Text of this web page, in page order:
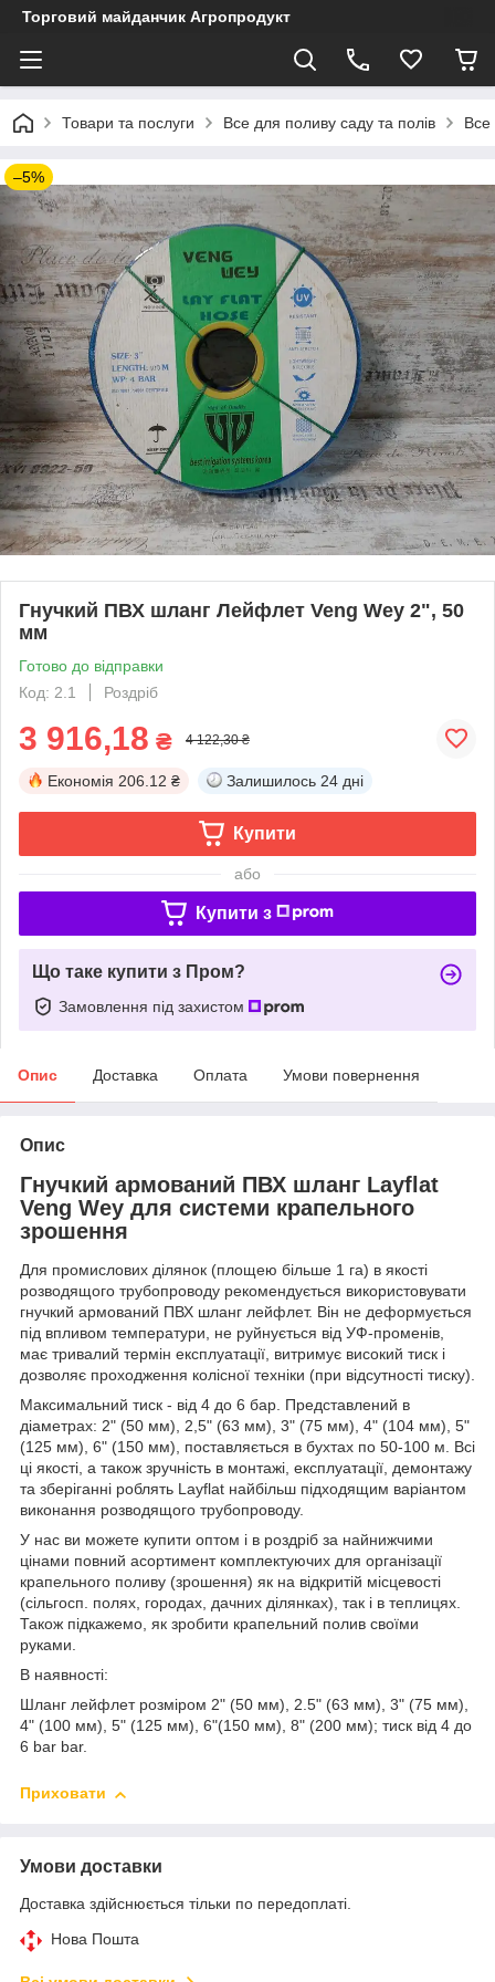
Торговий майданчик Агропродукт
Товари та послуги Все для поливу саду та полів Все
–5%
Гнучкий ПВХ шланг Лейфлет Veng Wey 2", 50
мм
Готово до відправки
Код: 2.1
Роздріб
3 916,18 ₴ 4 122,30 ₴
Економія 206.12 ₴ Залишилось 24 дні
Купити
або
Купити з
Що таке купити з Пром?
Замовлення під захистом
Опис Доставка Оплата Умови повернення
Опис
Гнучкий армований ПВХ шланг Layflat
Veng Wey для системи крапельного
зрошення
Для промислових ділянок (площею більше 1 га) в якості
розводящого трубопроводу рекомендується використовувати
гнучкий армований ПВХ шланг лейфлет. Він не деформується
під впливом температури, не руйнується від УФ-променів,
має тривалий термін експлуатації, витримує високий тиск і
дозволяє проходження колісної техніки (при відсутності тиску).
Максимальний тиск - від 4 до 6 бар. Представлений в
діаметрах: 2" (50 мм), 2,5" (63 мм), 3" (75 мм), 4" (104 мм), 5"
(125 мм), 6" (150 мм), поставляється в бухтах по 50-100 м. Всі
ці якості, а також зручність в монтажі, експлуатації, демонтажу
та зберіганні роблять Layflat найбільш підходящим варіантом
виконання розводящого трубопроводу.
У нас ви можете купити оптом і в роздріб за найнижчими
цінами повний асортимент комплектуючих для організації
крапельного поливу (зрошення) як на відкритій місцевості
(сільгосп. полях, городах, дачних ділянках), так і в теплицях.
Також підкажемо, як зробити крапельний полив своїми
руками.
В наявності:
Шланг лейфлет розміром 2" (50 мм), 2.5" (63 мм), 3" (75 мм),
4" (100 мм), 5" (125 мм), 6"(150 мм), 8" (200 мм); тиск від 4 до
6 bar bar.
Приховати
Умови доставки
Доставка здійснюється тільки по передоплаті.
Нова Пошта